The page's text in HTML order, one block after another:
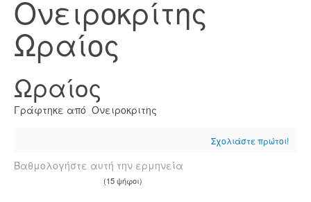
Ονειροκρίτης
Ωραίος
Ωραίος
Γράφτηκε από Ονειροκριτης
Σχολιάστε πρώτοι!
Βαθμολογήστε αυτή την ερμηνεία
(15 ψήφοι)